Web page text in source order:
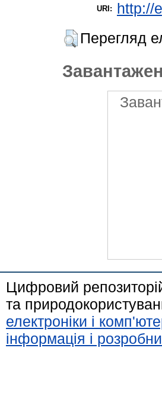
URI:
http://
Перегляд
Цифровий
та
електроніки і
інформація і